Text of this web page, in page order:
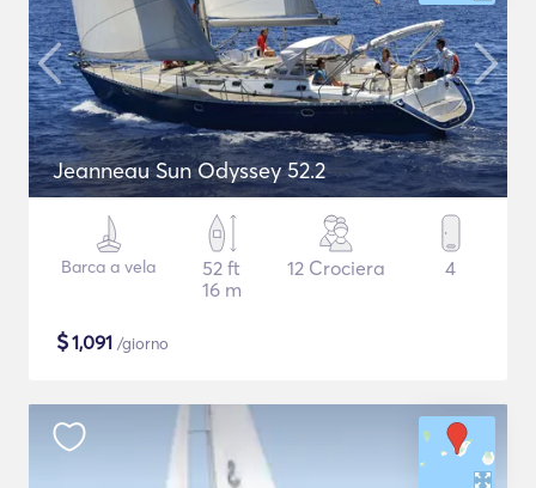
Jeanneau Sun Odyssey 52.2
Barca a vela
52 ft
16 m
12 Crociera 4
$1,091 /giorno